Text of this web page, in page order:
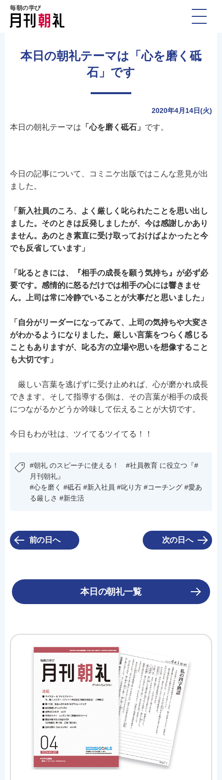
毎朝の学び
本日の朝礼テーマは「心を磨く砥
石」です
2020年4月14日(火)
本日の朝礼テーマは 「心を磨く砥石」 です。
今日の記事について、コミニケ出版ではこんな意見が出
ました。
「新入社員のころ、よく厳しく叱られたことを思い出し
ました。そのときは反発しましたが、今は感謝しかあり
ません。あのとき素直に受け取っておけばよかったと今
でも反省しています」
「叱るときには、『相手の成長を願う気持ち』が必ず必
要です。感情的に怒るだけでは相手の心には響きませ
ん。上司は常に冷静でいることが大事だと思いました」
「自分がリーダーになってみて、上司の気持ちや大変さ
がわかるようになりました。厳しい言葉をつらく感じる
こともありますが、叱る方の立場や思いを想像すること
も大切です」
厳しい言葉を逃げずに受け止めれば、心が磨かれ成長
できます。そして指導する側は、その言葉が相手の成長
につながるかどうか吟味して伝えることが大切です。
今日もわが社は、ツイてるツイてる！！
#朝礼 のスピーチに使える！ #社員教育 に役立つ『#
月刊朝礼』
#心を磨く #砥石 #新入社員 #叱り方 #コーチング #愛あ
る厳しさ #新生活
前の日へ 次の日へ
本日の朝礼一覧